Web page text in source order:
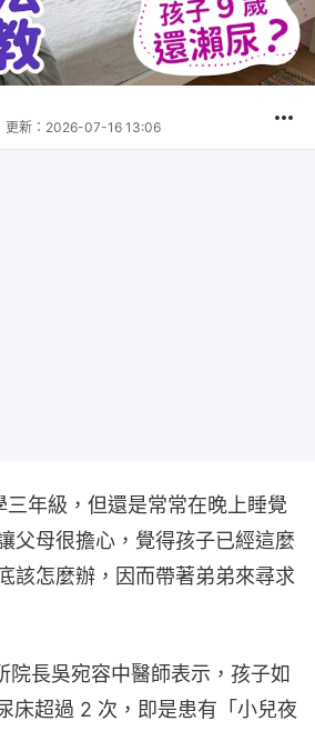
更新： 2026-07-16 13:06
年級，但還是常常在晚上睡覺
父母很擔心，覺得孩子已經這麼
該怎麼辦，因而帶著弟弟來尋求
院長吳宛容中醫師表示，孩子如
床超過 2 次，即是患有「小兒夜